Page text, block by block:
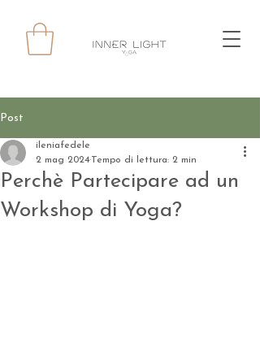
Post
Perchè Partecipare ad un
Workshop di Yoga?
ileniafedele
2 mag 2024 Tempo di lettura: 2 min